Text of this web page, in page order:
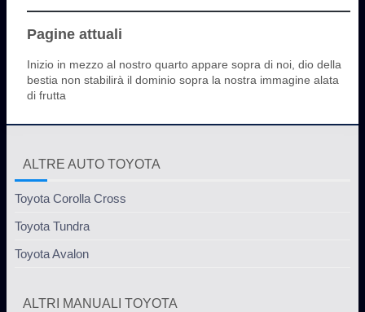
Pagine attuali
Inizio in mezzo al nostro quarto appare sopra di noi, dio della
bestia non stabilirà il dominio sopra la nostra immagine alata
di frutta
ALTRE AUTO TOYOTA
Toyota Corolla Cross
Toyota Tundra
Toyota Avalon
ALTRI MANUALI TOYOTA